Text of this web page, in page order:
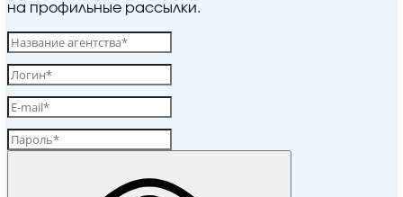
на профильные рассылки.